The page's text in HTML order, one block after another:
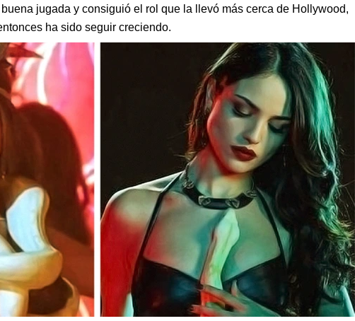
jugada y consiguió el rol que la llevó más cerca de Hollywood,
ha sido seguir creciendo.